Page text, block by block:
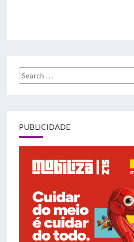
Search
for:
PUBLICIDADE